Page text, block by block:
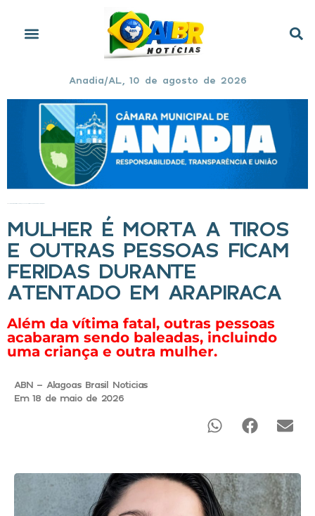
Anadia/AL, 10 de agosto de 2026
MULHER É MORTA A TIROS
E OUTRAS PESSOAS FICAM
FERIDAS DURANTE
ATENTADO EM ARAPIRACA
Além da vítima fatal, outras pessoas
acabaram sendo baleadas, incluindo
uma criança e outra mulher.
ABN - Alagoas Brasil Noticias
Em 18 de maio de 2026